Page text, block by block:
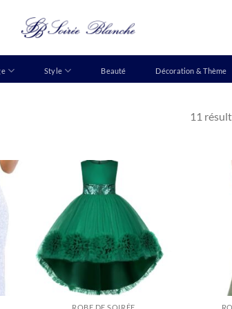
Style Beauté Décoration & Thème
11